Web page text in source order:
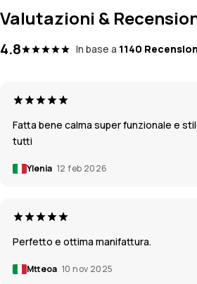
Valutazioni &
4.8 In base a 1140
Fatta bene calma super funzionale e
tutti
Ylenia 12 feb 2026
Perfetto e ottima manifattura.
Mtteoa 10 nov 2025